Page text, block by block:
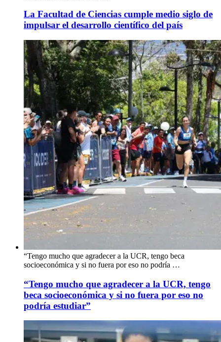
La Facultad de Ciencias cumple medio siglo de
impulsar el desarrollo científico del país
“Tengo mucho que agradecer a la UCR, tengo beca
socioeconómica y si no fuera por eso no podría …
“Tengo mucho que agradecer a la UCR, tengo
beca socioeconómica y si no fuera por eso no
podría estudiar”